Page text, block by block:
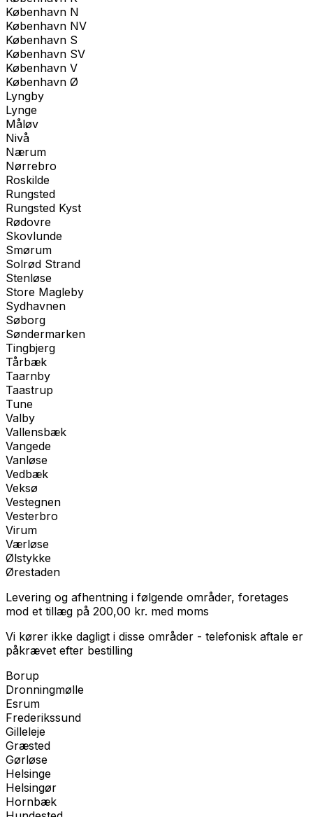
København N
København NV
København S
København SV
København V
København Ø
Lyngby
Lynge
Måløv
Nivå
Nærum
Nørrebro
Roskilde
Rungsted
Rungsted Kyst
Rødovre
Skovlunde
Smørum
Solrød Strand
Stenløse
Store Magleby
Sydhavnen
Søborg
Søndermarken
Tingbjerg
Tårbæk
Taarnby
Taastrup
Tune
Valby
Vallensbæk
Vangede
Vanløse
Vedbæk
Veksø
Vestegnen
Vesterbro
Virum
Værløse
Ølstykke
Ørestaden
Levering og afhentning i følgende områder, foretages
mod et tillæg på 200,00 kr. med moms
Vi kører ikke dagligt i disse områder - telefonisk aftale er
påkrævet efter bestilling
Borup
Dronningmølle
Esrum
Frederikssund
Gilleleje
Græsted
Gørløse
Helsinge
Helsingør
Hornbæk